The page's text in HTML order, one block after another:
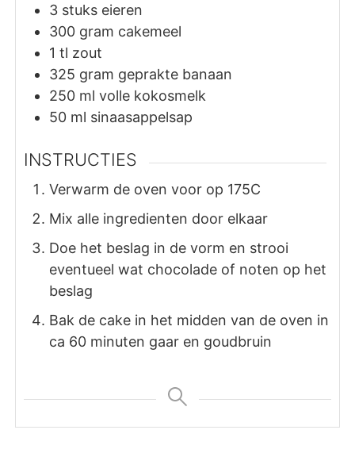
3 stuks eieren
300 gram cakemeel
1 tl zout
325 gram geprakte banaan
250 ml volle kokosmelk
50 ml sinaasappelsap
INSTRUCTIES
Verwarm de oven voor op 175C
Mix alle ingredienten door elkaar
Doe het beslag in de vorm en strooi
eventueel wat chocolade of noten op het
beslag
Bak de cake in het midden van de oven in
ca 60 minuten gaar en goudbruin